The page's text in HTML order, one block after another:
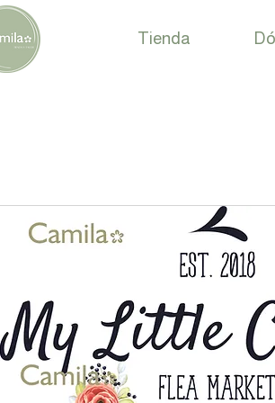
Tienda